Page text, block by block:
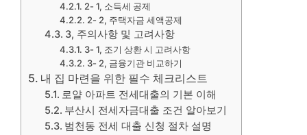
2- 1, 소득세 공제
2- 2, 주택자금 세액공제
3, 주의사항 및 고려사항
3- 1, 조기 상환 시 고려사항
3- 2, 금융기관 비교하기
내 집 마련을 위한 필수 체크리스트
로얄 아파트 전세대출의 기본 이해
부산시 전세자금대출 조건 알아보기
범천동 전세 대출 신청 절차 설명